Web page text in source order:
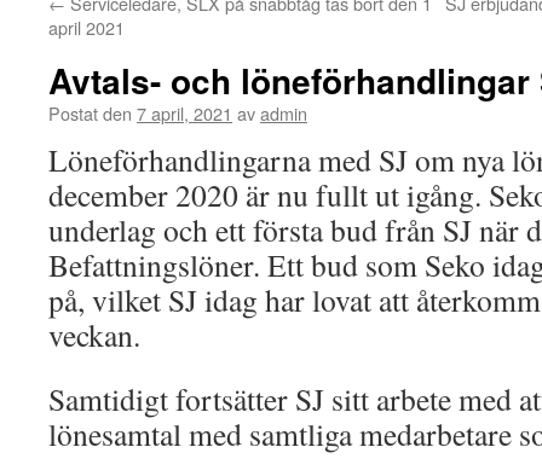
april 2021
Avtals- och löneförhandlingar
Postat den 7 april, 2021 avadmin
Löneförhandlingarna med SJ om nya
december 2020 är nu fullt ut igång.
underlag och ett första bud från SJ när
Befattningslöner. Ett bud som Seko
på, vilket SJ idag har lovat att
veckan.
Samtidigt fortsätter SJ sitt arbete med
lönesamtal med samtliga medarbetare